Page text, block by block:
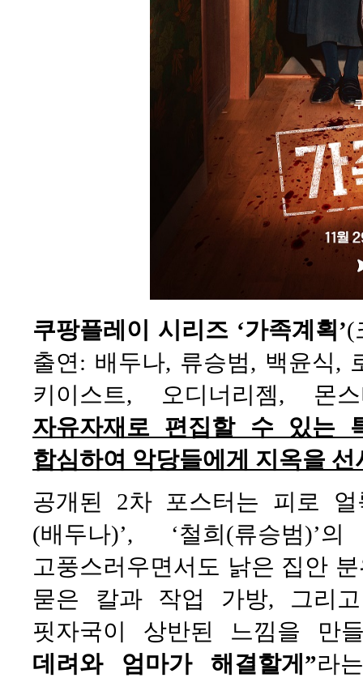
쿠팡플레이 시리즈 ‘가족계획’(
출연: 배두나, 류승범, 백윤식,
키이스트, 오디너리젬, 몬
자유자재로 편집할 수 있는
합심하여 악당들에게 지옥을
공개된 2차 포스터는 피로
(배두나)’, ‘철희(류승범
고풍스러우면서도 낡은 집안
묻은 칼과 작업 가방, 그리
핏자국이 상반된 느낌을 만
데려와 엄마가 해결할게”라